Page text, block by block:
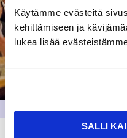
Käytämme evästeitä
kehittämiseen ja
lukea lisää
SALLI